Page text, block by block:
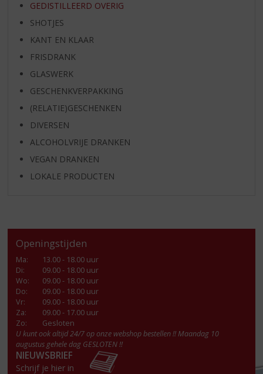
GEDISTILLEERD OVERIG
SHOTJES
KANT EN KLAAR
FRISDRANK
GLASWERK
GESCHENKVERPAKKING
(RELATIE)GESCHENKEN
DIVERSEN
ALCOHOLVRIJE DRANKEN
VEGAN DRANKEN
LOKALE PRODUCTEN
Openingstijden
Ma:
13.00 - 18.00 uur
Di:
09.00 - 18.00 uur
Wo:
09.00 - 18.00 uur
Do:
09.00 - 18.00 uur
Vr:
09.00 - 18.00 uur
Za:
09.00 - 17.00 uur
Zo:
Gesloten
U kunt ook altijd 24/7 op onze webshop bestellen !! Maandag 10
augustus gehele dag GESLOTEN !!
NIEUWSBRIEF
Schrijf je hier in